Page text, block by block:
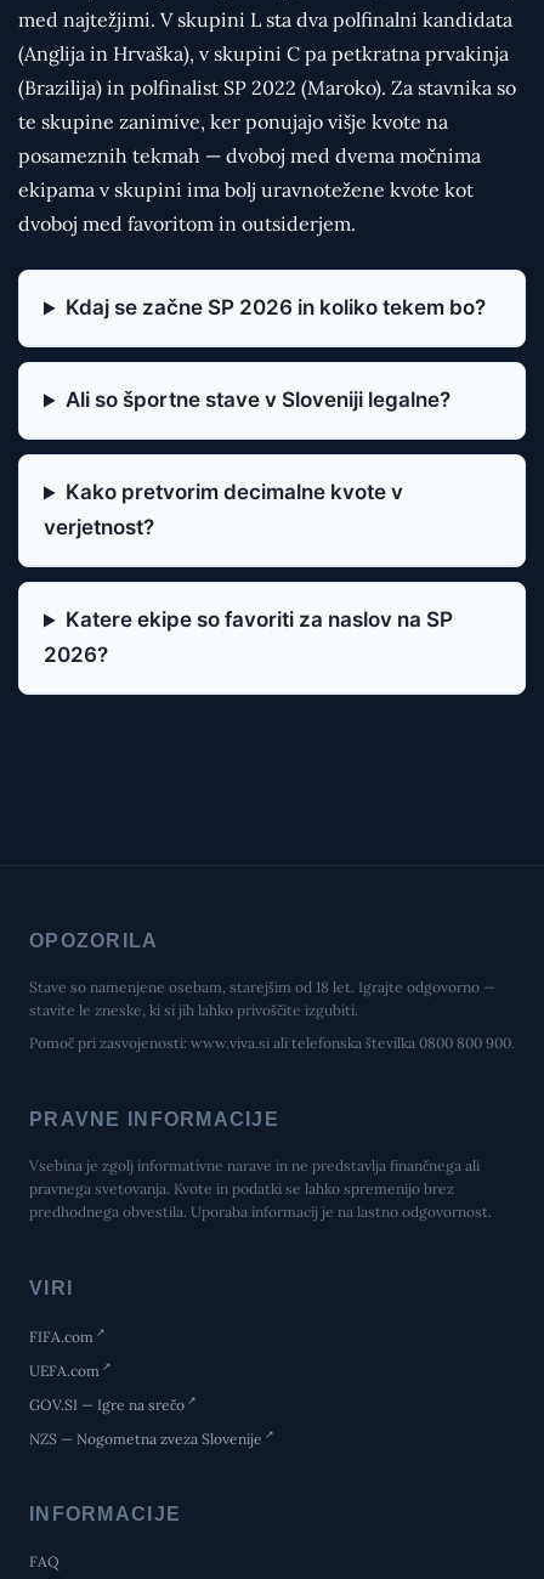
med najtežjimi. V skupini L sta dva polfinalni kandidata
(Anglija in Hrvaška), v skupini C pa petkratna prvakinja
(Brazilija) in polfinalist SP 2022 (Maroko). Za stavnika so
te skupine zanimive, ker ponujajo višje kvote na
posameznih tekmah — dvoboj med dvema močnima
ekipama v skupini ima bolj uravnotežene kvote kot
dvoboj med favoritom in outsiderjem.
Kdaj se začne SP 2026 in koliko tekem bo?
Ali so športne stave v Sloveniji legalne?
Kako pretvorim decimalne kvote v
verjetnost?
Katere ekipe so favoriti za naslov na SP
2026?
OPOZORILA
Stave so namenjene osebam, starejšim od 18 let. Igrajte odgovorno —
stavite le zneske, ki si jih lahko privoščite izgubiti.
Pomoč pri zasvojenosti: is.aviv.www ali telefonska številka 0800 800 900.
PRAVNE INFORMACIJE
Vsebina je zgolj informativne narave in ne predstavlja finančnega ali
pravnega svetovanja. Kvote in podatki se lahko spremenijo brez
predhodnega obvestila. Uporaba informacij je na lastno odgovornost.
VIRI
FIFA.com
UEFA.com
GOV.SI — Igre na srečo
NZS — Nogometna zveza Slovenije
INFORMACIJE
FAQ